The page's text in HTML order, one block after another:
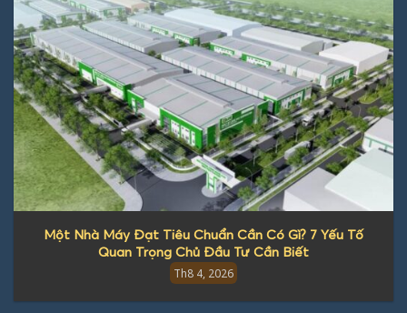
Một Nhà Máy Đạt Tiêu Chuẩn Cần Có Gì? 7 Yếu Tố
Quan Trọng Chủ Đầu Tư Cần Biết
Th8 4, 2026